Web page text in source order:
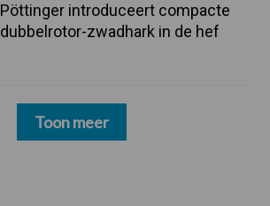
Pöttinger introduceert compacte
dubbelrotor-zwadhark in de hef
Toon meer